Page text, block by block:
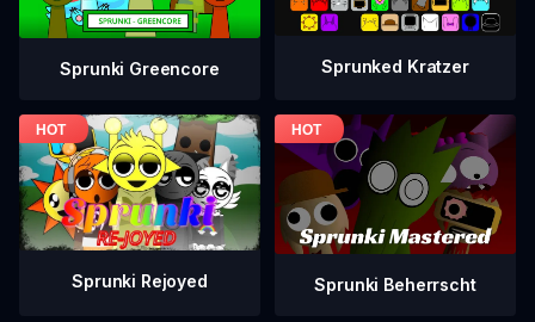
Sprunki Greencore Sprunked Kratzer
Sprunki Rejoyed Sprunki Beherrscht